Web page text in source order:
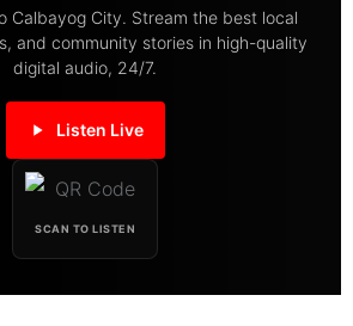
Calbayog City. Stream the best local
and community stories in high-quality
digital audio, 24/7.
Listen Live
SCAN TO LISTEN